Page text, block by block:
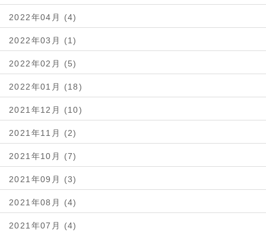
2022年04月 (4)
2022年03月 (1)
2022年02月 (5)
2022年01月 (18)
2021年12月 (10)
2021年11月 (2)
2021年10月 (7)
2021年09月 (3)
2021年08月 (4)
2021年07月 (4)